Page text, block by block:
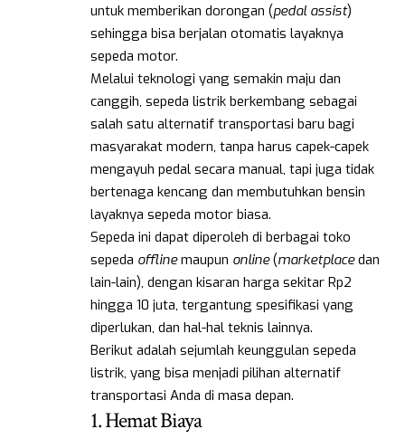
untuk memberikan dorongan (pedal assist)
sehingga bisa berjalan otomatis layaknya
sepeda motor.
Melalui teknologi yang semakin maju dan
canggih, sepeda listrik berkembang sebagai
salah satu alternatif transportasi baru bagi
masyarakat modern, tanpa harus capek-capek
mengayuh pedal secara manual, tapi juga tidak
bertenaga kencang dan membutuhkan bensin
layaknya sepeda motor biasa.
Sepeda ini dapat diperoleh di berbagai toko
sepeda offlinemaupun online(marketplacedan
lain-lain), dengan kisaran harga sekitar Rp2
hingga 10 juta, tergantung spesifikasi yang
diperlukan, dan hal-hal teknis lainnya.
Berikut adalah sejumlah keunggulan sepeda
listrik, yang bisa menjadi pilihan alternatif
transportasi Anda di masa depan.
1. Hemat Biaya